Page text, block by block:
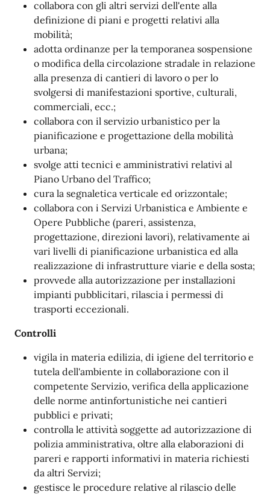
collabora con gli altri servizi dell'ente alla
definizione di piani e progetti relativi alla
mobilità;
adotta ordinanze per la temporanea sospensione
o modifica della circolazione stradale in relazione
alla presenza di cantieri di lavoro o per lo
svolgersi di manifestazioni sportive, culturali,
commerciali, ecc.;
collabora con il servizio urbanistico per la
pianificazione e progettazione della mobilità
urbana;
svolge atti tecnici e amministrativi relativi al
Piano Urbano del Traffico;
cura la segnaletica verticale ed orizzontale;
collabora con i Servizi Urbanistica e Ambiente e
Opere Pubbliche (pareri, assistenza,
progettazione, direzioni lavori), relativamente ai
vari livelli di pianificazione urbanistica ed alla
realizzazione di infrastrutture viarie e della sosta;
provvede alla autorizzazione per installazioni
impianti pubblicitari, rilascia i permessi di
trasporti eccezionali.
Controlli
vigila in materia edilizia, di igiene del territorio e
tutela dell'ambiente in collaborazione con il
competente Servizio, verifica della applicazione
delle norme antinfortunistiche nei cantieri
pubblici e privati;
controlla le attività soggette ad autorizzazione di
polizia amministrativa, oltre alla elaborazioni di
pareri e rapporti informativi in materia richiesti
da altri Servizi;
gestisce le procedure relative al rilascio delle